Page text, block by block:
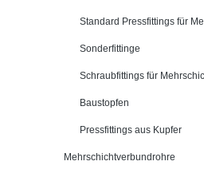
Standard Pressfittings für
Sonderfittinge
Schraubfittings für
Baustopfen
Pressfittings aus Kupfer
Mehrschichtverbundrohre